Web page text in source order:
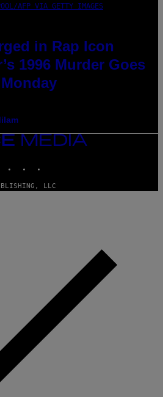
AFP VIA GETTY IMAGES
in Rap Icon
1996 Murder Goes
LLC